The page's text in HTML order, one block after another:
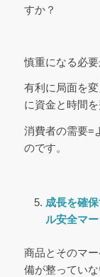
すか？
慎重になる必要
有利に局面を
に資金と時間を
消費者の需要=
のです。
成長を確
ル安全マ
商品とそのマ
備が整ってい